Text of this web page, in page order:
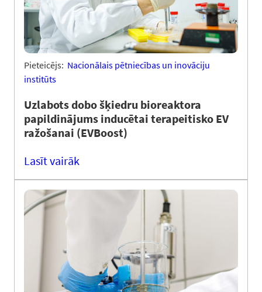
Pieteicējs: Nacionālais pētniecības un inovāciju
institūts
Uzlabots dobo šķiedru bioreaktora
papildinājums inducētai terapeitisko EV
ražošanai (EVBoost)
Lasīt vairāk